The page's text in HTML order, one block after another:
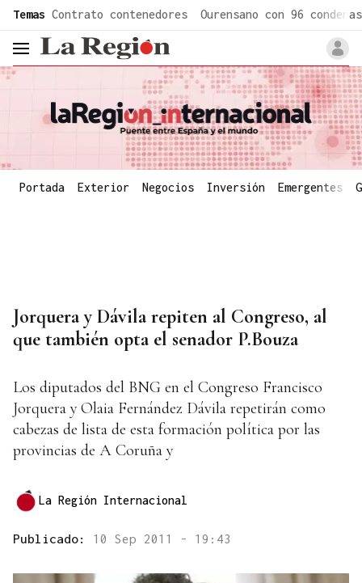
Temas Contrato contenedores Ourensano con 96 condenas
header.menu.open
Portada Exterior Negocios Inversión Emergentes
Jorquera y Dávila repiten al Congreso, al
que también opta el senador P.Bouza
Los diputados del BNG en el Congreso Francisco
Jorquera y Olaia Fernández Dávila repetirán como
cabezas de lista de esta formación política por las
provincias de A Coruña y
La Región Internacional
Publicado: 10 Sep 2011 - 19:43